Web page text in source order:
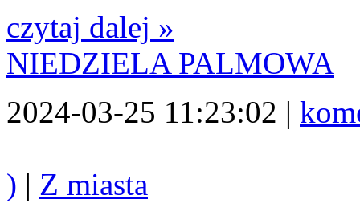
czytaj dalej »
NIEDZIELA PALMOWA
2024-03-25 11:23:02 |
) | Z miasta